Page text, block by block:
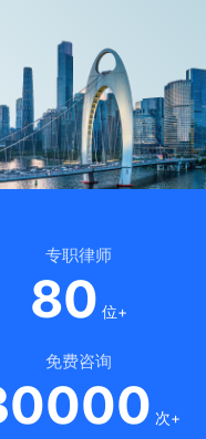
专职律师
80 位+
免费咨询
次+